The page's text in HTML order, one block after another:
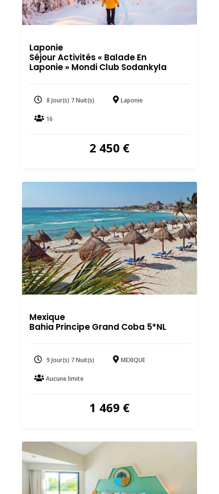
Laponie
Séjour Activités « Balade En
Laponie » Mondi Club Sodankyla
8 Jour(s) 7 Nuit(s) Laponie
16
2 450 €
Mexique
Bahia Principe Grand Coba 5*NL
9 Jour(s) 7 Nuit(s) MEXIQUE
Aucune limite
1 469 €